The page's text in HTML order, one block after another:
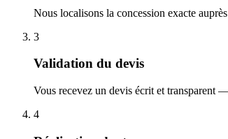
Nous localisons la concession exacte
3
Validation du devis
Vous recevez un devis écrit et transparent
4